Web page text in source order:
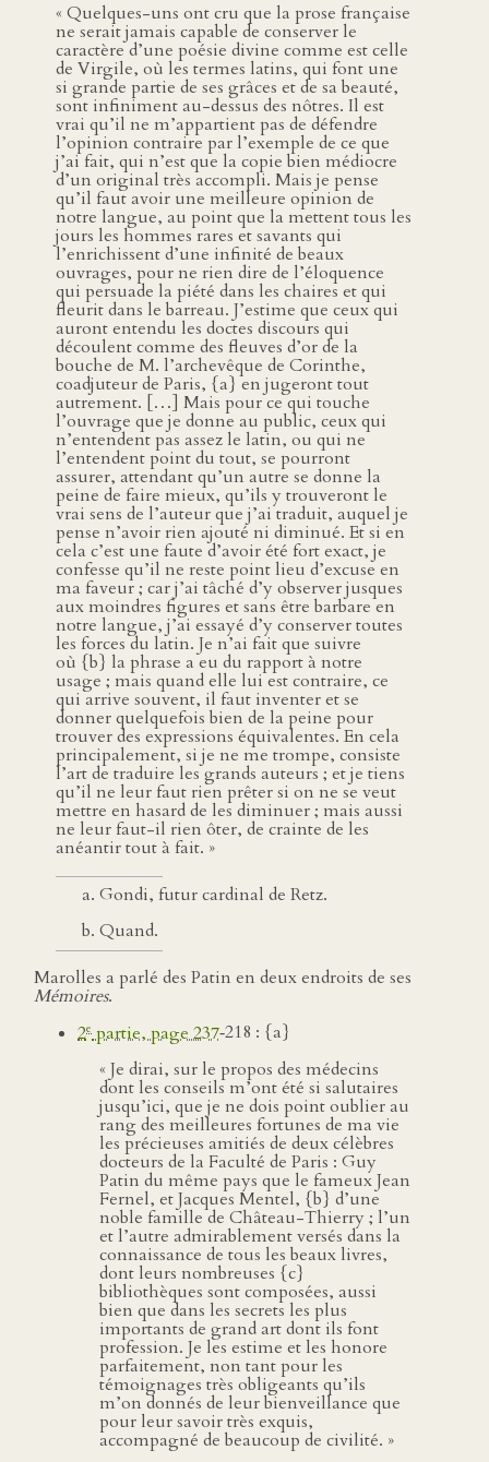
« Quelques-uns ont cru que la prose française
ne serait jamais capable de conserver le
caractère d’une poésie divine comme est celle
de Virgile, où les termes latins, qui font une
si grande partie de ses grâces et de sa beauté,
sont infiniment au-dessus des nôtres. Il est
vrai qu’il ne m’appartient pas de défendre
l’opinion contraire par l’exemple de ce que
j’ai fait, qui n’est que la copie bien médiocre
d’un original très accompli. Mais je pense
qu’il faut avoir une meilleure opinion de
notre langue, au point que la mettent tous les
jours les hommes rares et savants qui
l’enrichissent d’une infinité de beaux
ouvrages, pour ne rien dire de l’éloquence
qui persuade la piété dans les chaires et qui
fleurit dans le barreau. J’estime que ceux qui
auront entendu les doctes discours qui
découlent comme des fleuves d’or de la
bouche de M. l’archevêque de Corinthe,
coadjuteur de Paris, {a} en jugeront tout
autrement. […] Mais pour ce qui touche
l’ouvrage que je donne au public, ceux qui
n’entendent pas assez le latin, ou qui ne
l’entendent point du tout, se pourront
assurer, attendant qu’un autre se donne la
peine de faire mieux, qu’ils y trouveront le
vrai sens de l’auteur que j’ai traduit, auquel je
pense n’avoir rien ajouté ni diminué. Et si en
cela c’est une faute d’avoir été fort exact, je
confesse qu’il ne reste point lieu d’excuse en
ma faveur ; car j’ai tâché d’y observer jusques
aux moindres figures et sans être barbare en
notre langue, j’ai essayé d’y conserver toutes
les forces du latin. Je n’ai fait que suivre
où {b} la phrase a eu du rapport à notre
usage ; mais quand elle lui est contraire, ce
qui arrive souvent, il faut inventer et se
donner quelquefois bien de la peine pour
trouver des expressions équivalentes. En cela
principalement, si je ne me trompe, consiste
l’art de traduire les grands auteurs ; et je tiens
qu’il ne leur faut rien prêter si on ne se veut
mettre en hasard de les diminuer ; mais aussi
ne leur faut-il rien ôter, de crainte de les
anéantir tout à fait. »
Gondi, futur cardinal de Retz.
Quand.
Marolles a parlé des Patin en deux endroits de ses
Mémoires.
2epartie, page 237‑218 : {a}
« Je dirai, sur le propos des médecins
dont les conseils m’ont été si salutaires
jusqu’ici, que je ne dois point oublier au
rang des meilleures fortunes de ma vie
les précieuses amitiés de deux célèbres
docteurs de la Faculté de Paris : Guy
Patin du même pays que le fameux Jean
Fernel, et Jacques Mentel, {b} d’une
noble famille de Château-Thierry ; l’un
et l’autre admirablement versés dans la
connaissance de tous les beaux livres,
dont leurs nombreuses {c}
bibliothèques sont composées, aussi
bien que dans les secrets les plus
importants de grand art dont ils font
profession. Je les estime et les honore
parfaitement, non tant pour les
témoignages très obligeants qu’ils
m’on donnés de leur bienveillance que
pour leur savoir très exquis,
accompagné de beaucoup de civilité. »